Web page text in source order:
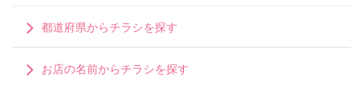
都道府県からチラシを探す
お店の名前からチラシを探す